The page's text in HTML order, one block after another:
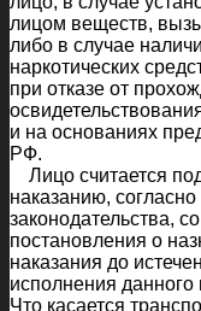
лицом веществ,
либо в случае
наркотических
при отказе от
и на основаниях
РФ.
Лицо считается
наказанию,
законодательства,
постановления о
наказания до
исполнения данного
Что касается